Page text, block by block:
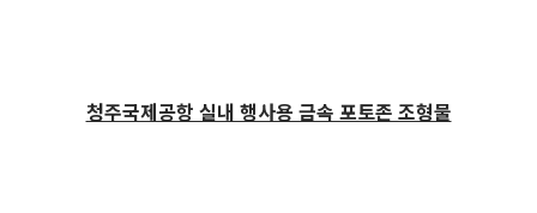
청주국제공항 실내 행사용 금속 포토존 조형물